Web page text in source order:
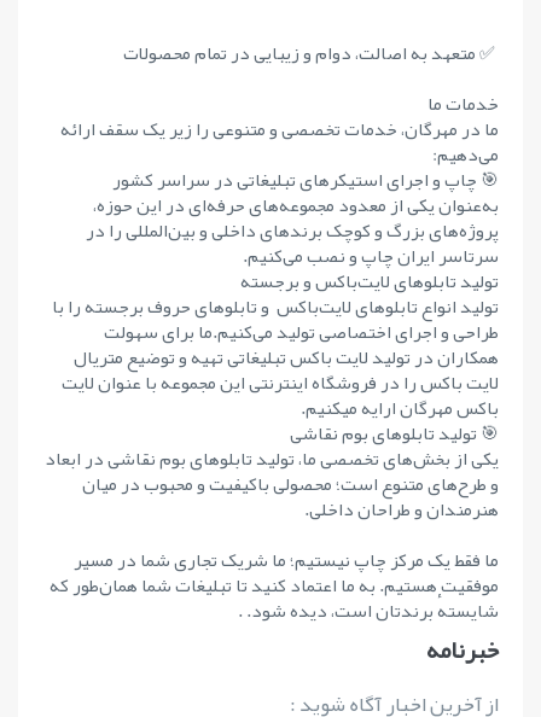
✅ متعهد به اصالت، دوام و زیبایی در تمام محصولات
خدمات ما
ما در مهرگان، خدمات تخصصی و متنوعی را زیر یک سقف ارائه
می‌دهیم:
🎯 چاپ و اجرای استیکرهای تبلیغاتی در سراسر کشور
به‌عنوان یکی از معدود مجموعه‌های حرفه‌ای در این حوزه،
پروژه‌های بزرگ و کوچک برندهای داخلی و بین‌المللی را در
سرتاسر ایران چاپ و نصب می‌کنیم.
تولید تابلوهای لایت‌باکس و برجسته
تولید انواع تابلوهای لایت‌باکس و تابلوهای حروف برجسته را با
طراحی و اجرای اختصاصی تولید می‌کنیم.ما برای سهولت
همکاران در تولید لایت باکس تبلیغاتی تهیه و توضیع متریال
لایت باکس را در فروشگاه اینترنتی این مجموعه با عنوان لایت
باکس مهرگان ارایه میکنیم.
🎯 تولید تابلوهای بوم نقاشی
یکی از بخش‌های تخصصی ما، تولید تابلوهای بوم نقاشی در ابعاد
و طرح‌های متنوع است؛ محصولی باکیفیت و محبوب در میان
هنرمندان و طراحان داخلی.
ما فقط یک مرکز چاپ نیستیم؛ ما شریک تجاری شما در مسیر
موفقیت هستیم. به ما اعتماد کنید تا تبلیغات شما همان‌طور که
شایستهٔ برندتان است، دیده شود. .
خبرنامه
از آخرین اخبار آگاه شوید :